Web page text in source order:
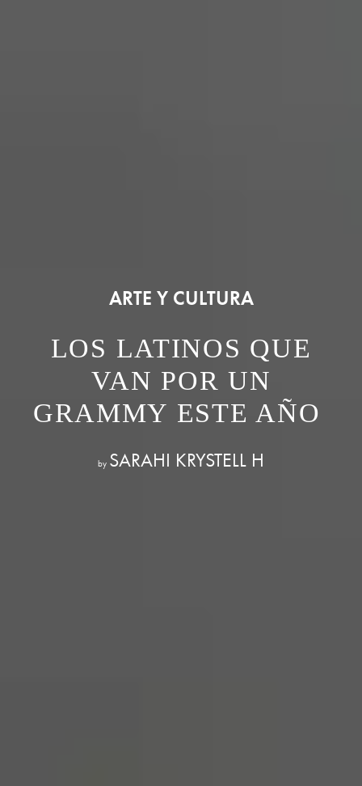
ARTE Y CULTURA
LOS LATINOS QUE
VAN POR UN
GRAMMY ESTE AÑO
by SARAHI KRYSTELL H